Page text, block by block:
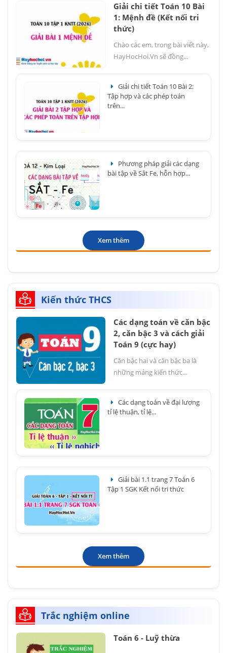
Giải chi tiết Toán 10 Bài
1: Mệnh đề (Kết nối tri
thức)
Chào các em, trong bài viết này,
HayHocHoi.Vn sẽ đồng...
Giải chi tiết Toán 10 Bài 2:
Tập hợp và các phép toán
trên...
Phương pháp giải các dạng
bài tập về Sắt Fe, hỗn hợp...
Xem thêm
Kiến thức THCS
Các dạng toán về căn bậc
2, căn bậc 3 và cách giải
Toán 9 (cực hay)
Căn bậc hai và căn bậc ba là
những mảng kiến thức...
Các dạng toán về đại lượng
tỉ lệ thuận, tỉ lệ...
Giải bài 1.1 trang 7 Toán 6
Tập 1 SGK Kết nối tri thức
Xem thêm
Trắc nghiệm online
Toán 6 - Luỹ thừa